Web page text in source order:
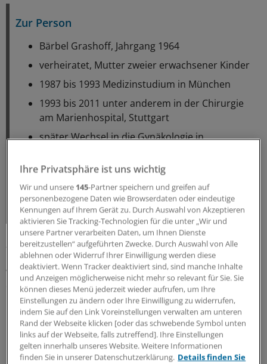
Zur Person
Bärbel Grashoff, Jahrgang 1964
verheiratet, Mutter zweier erwachsener Kinder
1987 bis 1993 Medizinstudium in München
1993 bis 2011 unter anderem in der Chirurgie
am Marienhospital, Stuttgart
später Wechsel in die Gynäkologie in
Tübingen
2001 Niederlassung als Frauenärztin mit
Einzelpraxis in Ulm
„Als ich ein Teenager war, erkrankte eine Tante an
Brustkrebs, geredet werden durfte darüber nicht. Das
war, als handle es sich um eine Seuche“, erinnert sich
die Medizinerin. Sie holte die Illustratorin Marie Luisa
Kerkhoff mit ins Boot, gemeinsam wollen die beiden
Frauen zeigen, dass Brustkrebs kein Tabuthema ist.
Hochverrat des eigenen Körpers
Ihre Privatsphäre ist uns wichtig
Wir und unsere 145-Partner speichern und greifen auf
personenbezogene Daten wie Browserdaten oder eindeutige
Kennungen auf Ihrem Gerät zu. Durch Auswahl von Akzeptieren
aktivieren Sie Tracking-Technologien für die unter „Wir und
unsere Partner verarbeiten Daten, um Ihnen Dienste
bereitzustellen“ aufgeführten Zwecke. Durch Auswahl von Alle
ablehnen oder Widerruf Ihrer Einwilligung werden diese
deaktiviert. Wenn Tracker deaktiviert sind, sind manche Inhalte
und Anzeigen möglicherweise nicht mehr so relevant für Sie. Sie
können dieses Menü jederzeit wieder aufrufen, um Ihre
Einstellungen zu ändern oder Ihre Einwilligung zu widerrufen,
indem Sie auf den Link Voreinstellungen verwalten am unteren
Rand der Webseite klicken [oder das schwebende Symbol unten
links auf der Webseite, falls zutreffend]. Ihre Einstellungen
gelten innerhalb unseres Website. Weitere Informationen
finden Sie in unserer Datenschutzerklärung. Details finden Sie